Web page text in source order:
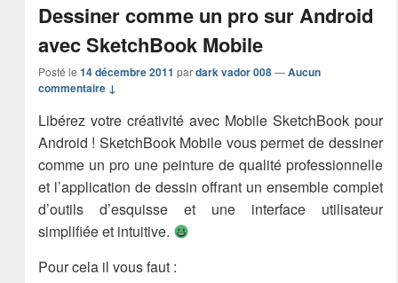
Dessiner comme un pro sur Android
avec SketchBook Mobile
Posté le 14 décembre 2011 pardark vador 008 —Aucun
commentaire ↓
Libérez votre créativité avec Mobile SketchBook pour
Android ! SketchBook Mobile vous permet de dessiner
comme un pro une peinture de qualité professionnelle
et l’application de dessin offrant un ensemble complet
d’outils d’esquisse et une interface utilisateur
simplifiée et intuitive.
Pour cela il vous faut :